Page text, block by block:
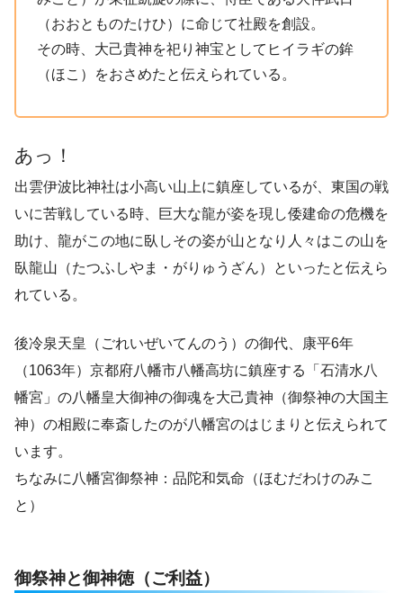
（おおとものたけひ）に命じて社殿を創設。
その時、大己貴神を祀り神宝としてヒイラギの鉾
（ほこ）をおさめたと伝えられている。
あっ！
出雲伊波比神社は小高い山上に鎮座しているが、東国の戦
いに苦戦している時、巨大な龍が姿を現し倭建命の危機を
助け、龍がこの地に臥しその姿が山となり人々はこの山を
臥龍山（たつふしやま・がりゅうざん）といったと伝えら
れている。
後冷泉天皇（ごれいぜいてんのう）の御代、康平6年
（1063年）京都府八幡市八幡高坊に鎮座する「石清水八
幡宮」の八幡皇大御神の御魂を大己貴神（御祭神の大国主
神）の相殿に奉斎したのが八幡宮のはじまりと伝えられて
います。
ちなみに八幡宮御祭神：品陀和気命（ほむだわけのみこ
と）
御祭神と御神徳（ご利益）